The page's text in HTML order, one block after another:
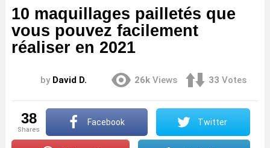
10 maquillages pailletés que
vous pouvez facilement
réaliser en 2021
by David D. 26k Views 33 Votes
38
shares
Facebook Twitter